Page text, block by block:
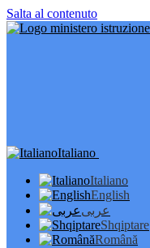
Salta al contenuto
Italiano
Italiano
English
عربى
Shqiptare
Română